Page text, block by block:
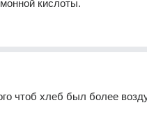
кислоты.
чтоб хлеб был более